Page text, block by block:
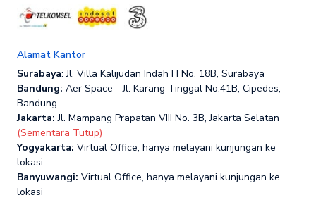
Alamat Kantor
Surabaya: Jl. Villa Kalijudan Indah H No. 18B, Surabaya
Bandung: Aer Space - Jl. Karang Tinggal No.41B, Cipedes,
Bandung
Jakarta: Jl. Mampang Prapatan VIII No. 3B, Jakarta Selatan
(Sementara Tutup)
Yogyakarta: Virtual Office, hanya melayani kunjungan ke
lokasi
Banyuwangi: Virtual Office, hanya melayani kunjungan ke
lokasi